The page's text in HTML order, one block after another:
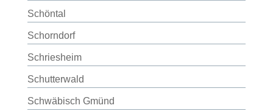
Schöntal
Schorndorf
Schriesheim
Schutterwald
Schwäbisch Gmünd